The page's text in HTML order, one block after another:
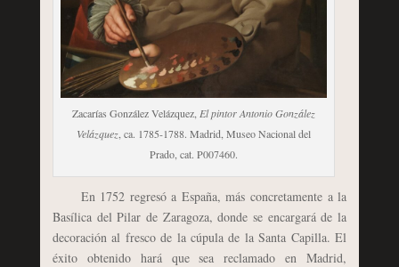
Zacarías González Velázquez, El pintor Antonio González
Velázquez, ca. 1785-1788. Madrid, Museo Nacional del
Prado, cat. P007460.
En 1752 regresó a España, más concretamente a la
Basílica del Pilar de Zaragoza, donde se encargará de la
decoración al fresco de la cúpula de la Santa Capilla. El
éxito obtenido hará que sea reclamado en Madrid,